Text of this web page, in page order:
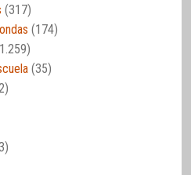
(317)
(174)
(35)